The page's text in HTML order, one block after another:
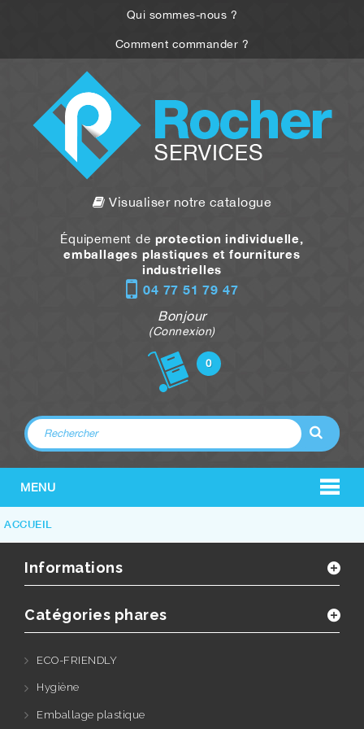
Qui sommes-nous ?
Comment commander ?
Visualiser notre catalogue
Équipement de protection individuelle,
emballages plastiques et fournitures
industrielles
04 77 51 79 47
Bonjour
(Connexion)
0
MENU
ACCUEIL
Informations
Catégories phares
ECO-FRIENDLY
Hygiène
Emballage plastique